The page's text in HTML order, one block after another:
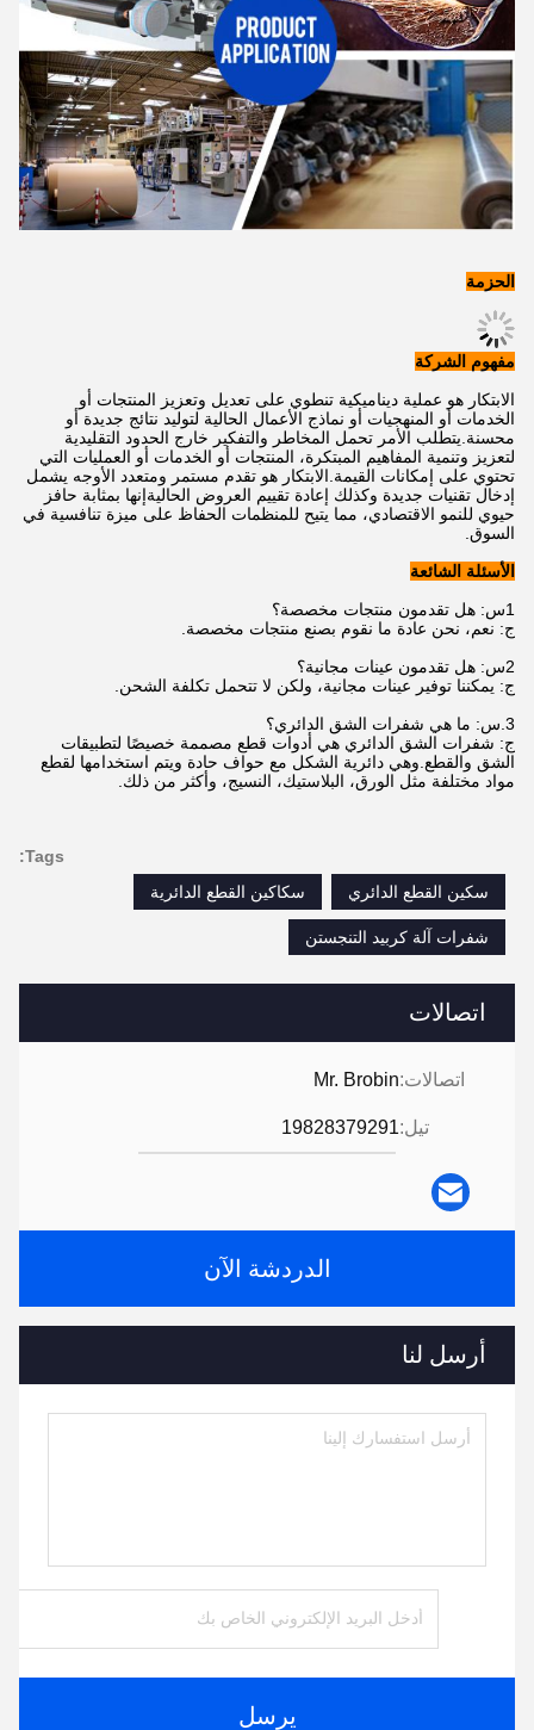
اتصالات
اتصالات:Mr. Brobin
تيل:19828379291
الدردشة الآن
أرسل لنا
يرسل
الحزمة
مفهوم الشركة
الابتكار هو عملية ديناميكية تنطوي على تعديل وتعزيز المنتجات أو
الخدمات أو المنهجيات أو نماذج الأعمال الحالية لتوليد نتائج جديدة أو
محسنة.يتطلب الأمر تحمل المخاطر والتفكير خارج الحدود التقليدية
لتعزيز وتنمية المفاهيم المبتكرة، المنتجات أو الخدمات أو العمليات التي
تحتوي على إمكانات القيمة.الابتكار هو تقدم مستمر ومتعدد الأوجه يشمل
إدخال تقنيات جديدة وكذلك إعادة تقييم العروض الحاليةإنها بمثابة حافز
حيوي للنمو الاقتصادي، مما يتيح للمنظمات الحفاظ على ميزة تنافسية في
السوق.
الأسئلة الشائعة
1س: هل تقدمون منتجات مخصصة؟
ج: نعم، نحن عادة ما نقوم بصنع منتجات مخصصة.
2س: هل تقدمون عينات مجانية؟
ج: يمكننا توفير عينات مجانية، ولكن لا تتحمل تكلفة الشحن.
3. س: ما هي شفرات الشق الدائري؟
ج: شفرات الشق الدائري هي أدوات قطع مصممة خصيصًا لتطبيقات
الشق والقطع.وهي دائرية الشكل مع حواف حادة ويتم استخدامها لقطع
مواد مختلفة مثل الورق، البلاستيك، النسيج، وأكثر من ذلك.
Tags:
سكين القطع الدائري
سكاكين القطع الدائرية
شفرات آلة كربيد التنجستن